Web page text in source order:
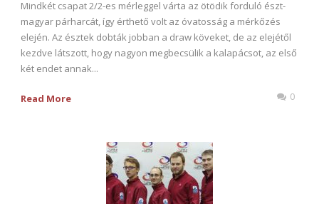
Mindkét csapat 2/2-es mérleggel várta az ötödik forduló észt-
magyar párharcát, így érthető volt az óvatosság a mérkőzés
elején. Az észtek dobták jobban a draw köveket, de az elejétől
kezdve látszott, hogy nagyon megbecsülik a kalapácsot, az első
két endet annak...
Read More 0